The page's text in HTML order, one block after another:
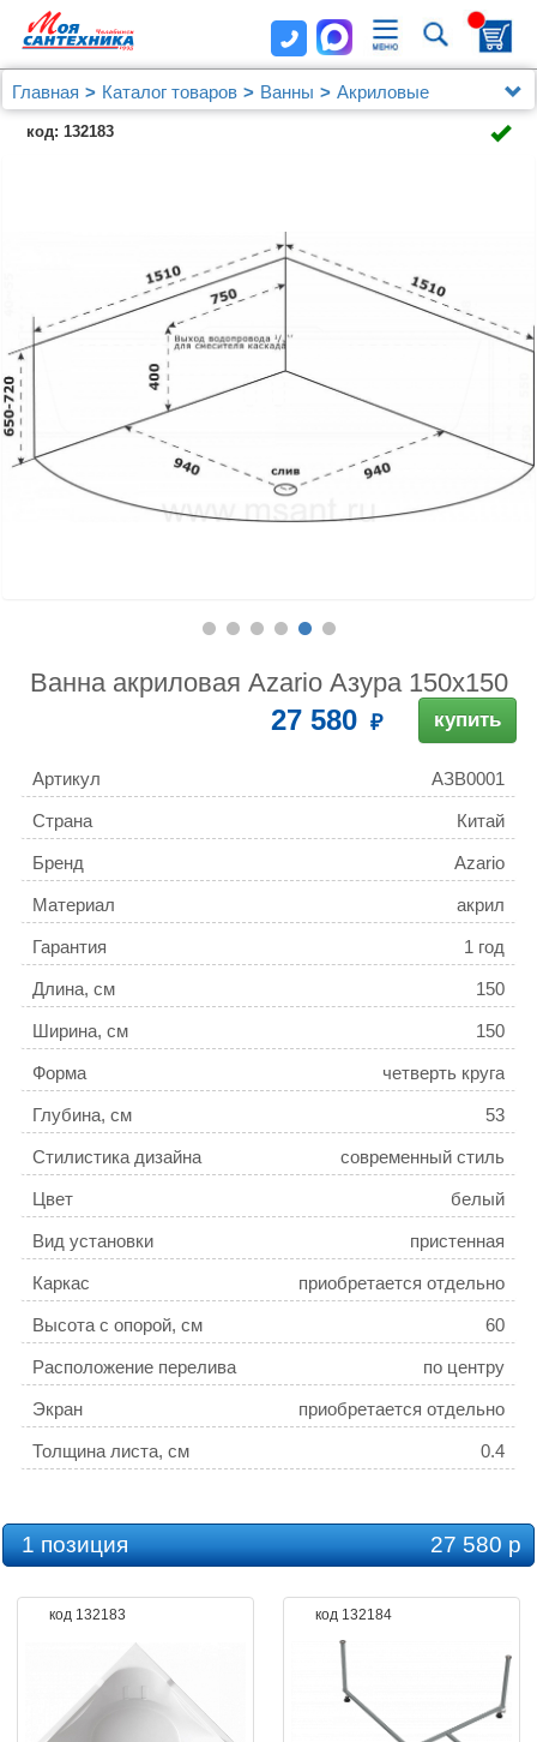
Главная Каталог товаров Ванны
Акриловые
Ванна акриловая Azario Азура 150х150
код: 132183
Ванна акриловая Azario Азура 150х150
27 580 купить
Артикул АЗВ0001
Страна Китай
Бренд Azario
Материал акрил
Гарантия 1 год
Длина, см 150
Ширина, см 150
Форма четверть круга
Глубина, см 53
Стилистика дизайна современный стиль
Цвет белый
Вид установки пристенная
Каркас приобретается отдельно
Высота с опорой, см 60
Расположение перелива по центру
Экран приобретается отдельно
Толщина листа, см 0.4
Ориентация левая / правая
Коллекция
1 позиция 27 580 р
код 132183 код 132184